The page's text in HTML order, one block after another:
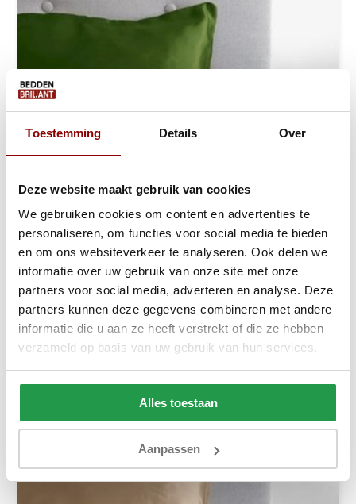
Toestemming Details Over
Deze website maakt gebruik van cookies
We gebruiken cookies om content en advertenties te
personaliseren, om functies voor social media te bieden
en om ons websiteverkeer te analyseren. Ook delen we
informatie over uw gebruik van onze site met onze
partners voor social media, adverteren en analyse. Deze
partners kunnen deze gegevens combineren met andere
informatie die u aan ze heeft verstrekt of die ze hebben
verzameld op basis van uw gebruik van hun services.
Alles toestaan
Aanpassen
Beauty Skin Care Green glanssatijn kusse...
1 tot 2 werkdagen
9,95
Bekijken